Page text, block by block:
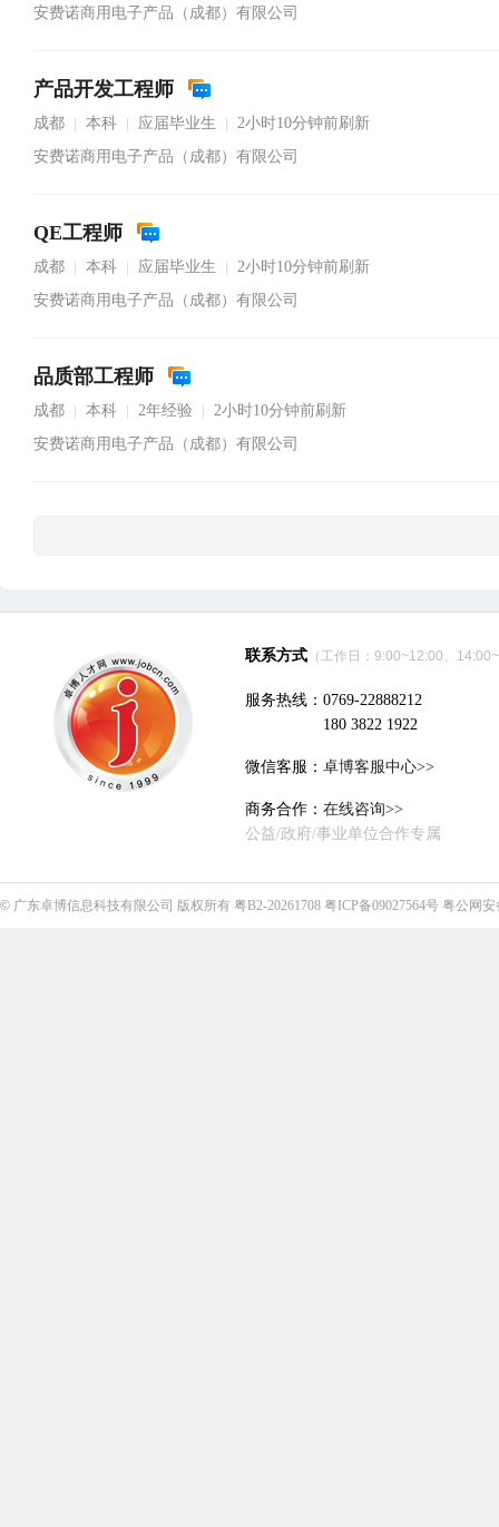
安费诺商用电子产品（成都）有限公司
产品开发工程师
成都 本科 应届毕业生
2小时10分钟前刷新
安费诺商用电子产品（成都）有限公司
QE工程师
成都 本科 应届毕业生
2小时10分钟前刷新
安费诺商用电子产品（成都）有限公司
品质部工程师
成都 本科 2年经验
2小时10分钟前刷新
安费诺商用电子产品（成都）有限公司
联系方式 （工作日：9:00~12:00、
服务热线：0769-22888212
180 3822 1922
微信客服： 卓博客服中心>>
商务合作： 在线咨询>>
公益/政府/事业单位合作专属
© 广东卓博信息科技有限公司 版权所有 粤B2-20261708 粤ICP备09027564号 粤公网安